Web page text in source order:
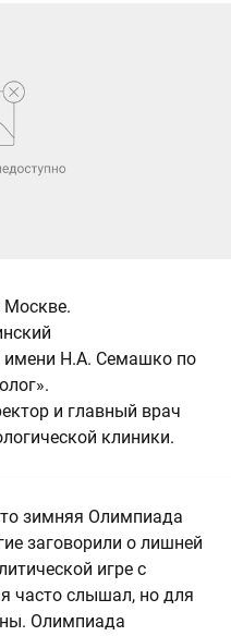
Москве.
имени Н.А. Семашко по
и главный врач
клиники.
зимняя Олимпиада
заговорили о лишней
игре с
часто слышал, но для
Олимпиада